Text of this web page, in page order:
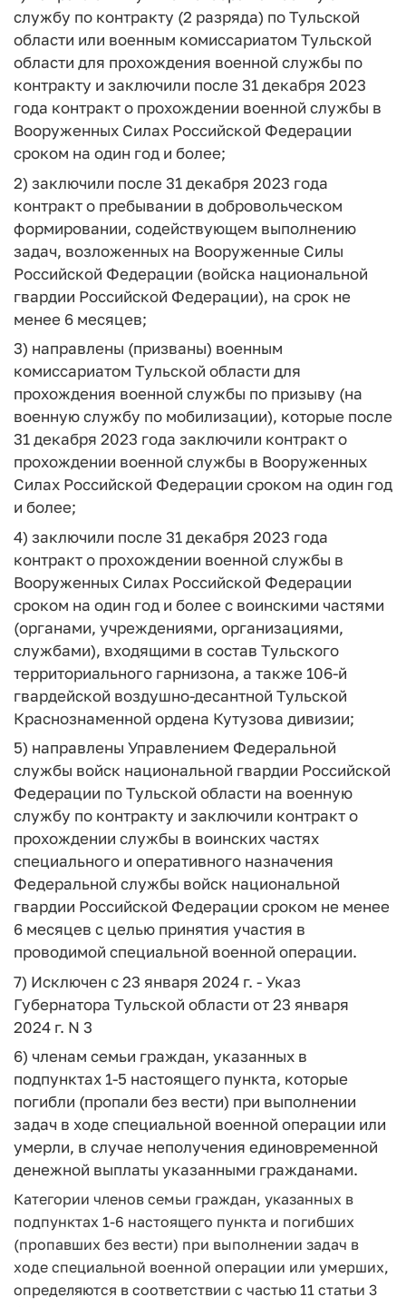
службу по контракту (2 разряда) по Тульской
области или военным комиссариатом Тульской
области для прохождения военной службы по
контракту и заключили после 31 декабря 2023
года контракт о прохождении военной службы в
Вооруженных Силах Российской Федерации
сроком на один год и более;
2) заключили после 31 декабря 2023 года
контракт о пребывании в добровольческом
формировании, содействующем выполнению
задач, возложенных на Вооруженные Силы
Российской Федерации (войска национальной
гвардии Российской Федерации), на срок не
менее 6 месяцев;
3) направлены (призваны) военным
комиссариатом Тульской области для
прохождения военной службы по призыву (на
военную службу по мобилизации), которые после
31 декабря 2023 года заключили контракт о
прохождении военной службы в Вооруженных
Силах Российской Федерации сроком на один год
и более;
4) заключили после 31 декабря 2023 года
контракт о прохождении военной службы в
Вооруженных Силах Российской Федерации
сроком на один год и более с воинскими частями
(органами, учреждениями, организациями,
службами), входящими в состав Тульского
территориального гарнизона, а также 106-й
гвардейской воздушно-десантной Тульской
Краснознаменной ордена Кутузова дивизии;
5) направлены Управлением Федеральной
службы войск национальной гвардии Российской
Федерации по Тульской области на военную
службу по контракту и заключили контракт о
прохождении службы в воинских частях
специального и оперативного назначения
Федеральной службы войск национальной
гвардии Российской Федерации сроком не менее
6 месяцев с целью принятия участия в
проводимой специальной военной операции.
7) Исключен с 23 января 2024 г. - Указ
Губернатора Тульской области от 23 января
2024 г. N 3
6) членам семьи граждан, указанных в
подпунктах 1-5 настоящего пункта, которые
погибли (пропали без вести) при выполнении
задач в ходе специальной военной операции или
умерли, в случае неполучения единовременной
денежной выплаты указанными гражданами.
Категории членов семьи граждан, указанных в
подпунктах 1-6 настоящего пункта и погибших
(пропавших без вести) при выполнении задач в
ходе специальной военной операции или умерших,
определяются в соответствии с частью 11 статьи 3